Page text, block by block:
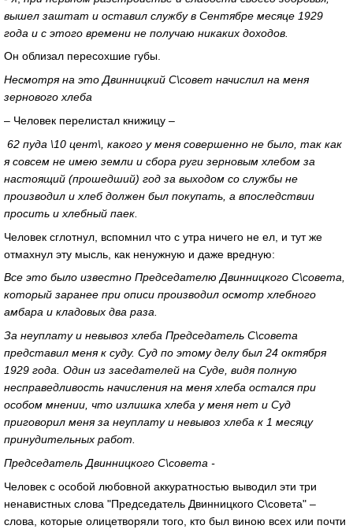
вышел заштат и оставил службу в Сентябре месяце 1929
года и с этого времени не получаю никаких доходов.
Он облизал пересохшие губы.
Несмотря на это Двинницкий С\совет начислил на меня
зернового хлеба
– Человек перелистал книжицу –
62 пуда \10 цент\, какого у меня совершенно не было, так как
я совсем не имею земли и сбора руги зерновым хлебом за
настоящий (прошедший) год за выходом со службы не
производил и хлеб должен был покупать, а впоследствии
просить и хлебный паек.
Человек сглотнул, вспомнил что с утра ничего не ел, и тут же
отмахнул эту мысль, как ненужную и даже вредную:
Все это было известно Председателю Двинницкого С\совета,
который заранее при описи производил осмотр хлебного
амбара и кладовых два раза.
За неуплату и невывоз хлеба Председатель С\совета
представил меня к суду. Суд по этому делу был 24 октября
1929 года. Один из заседателей на Суде, видя полную
несправедливость начисления на меня хлеба остался при
особом мнении, что излишка хлеба у меня нет и Суд
приговорил меня за неуплату и невывоз хлеба к 1 месяцу
принудительных работ.
Председатель Двинницкого С\совета -
Человек с особой любовной аккуратностью выводил эти три
ненавистных слова "Председатель Двинницкого С\совета" –
слова, которые олицетворяли того, кто был виною всех или почти